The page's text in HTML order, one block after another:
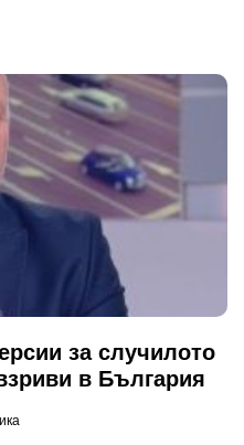
за случилото
в България